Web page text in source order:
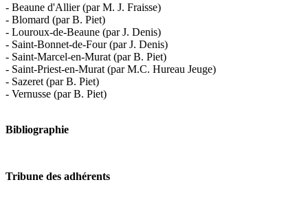
- Beaune d'Allier (par M. J. Fraisse)
- Blomard (par B. Piet)
- Louroux-de-Beaune (par J. Denis)
- Saint-Bonnet-de-Four (par J. Denis)
- Saint-Marcel-en-Murat (par B. Piet)
- Saint-Priest-en-Murat (par M.C. Hureau Jeuge)
- Sazeret (par B. Piet)
- Vernusse (par B. Piet)
Bibliographie
Tribune des adhérents